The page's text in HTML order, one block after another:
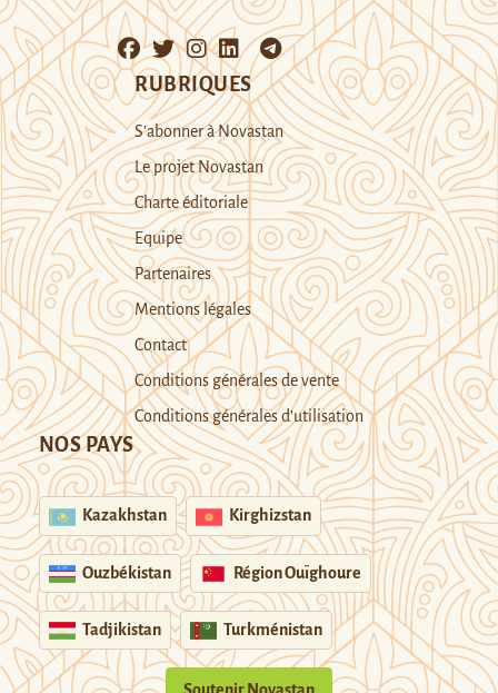
RUBRIQUES
S’abonner à Novastan
Le projet Novastan
Charte éditoriale
Equipe
Partenaires
Mentions légales
Contact
Conditions générales de vente
Conditions générales d’utilisation
NOS PAYS
Kazakhstan Kirghizstan
Ouzbékistan Région Ouïghoure
Tadjikistan Turkménistan